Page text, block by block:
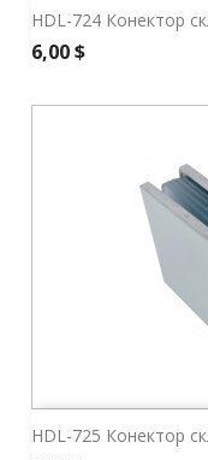
HDL-724 Конектор
Ціна
6,00 $
HDL-725 Конектор